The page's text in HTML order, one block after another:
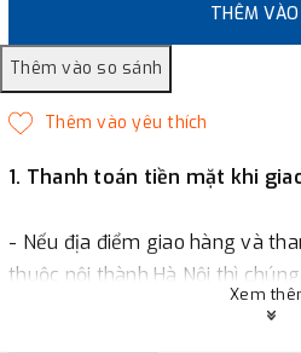
THÊM VÀO
1. Thanh toán tiền mặt khi
- Nếu địa điểm giao hàng và
thuộc nội thành Hà Nội thì
hàng hoặc khách hàng đặt tiền
Xem